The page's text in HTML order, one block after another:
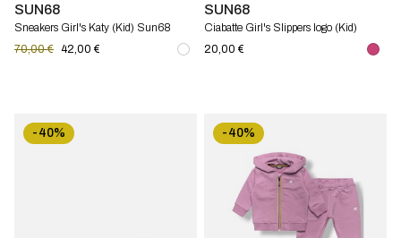
SUN68
Sneakers Girl's Katy (Kid) Sun68
70,00 € 42,00 €
SUN68
Ciabatte Girl's Slippers logo (Kid)
20,00 €
-40% -40%